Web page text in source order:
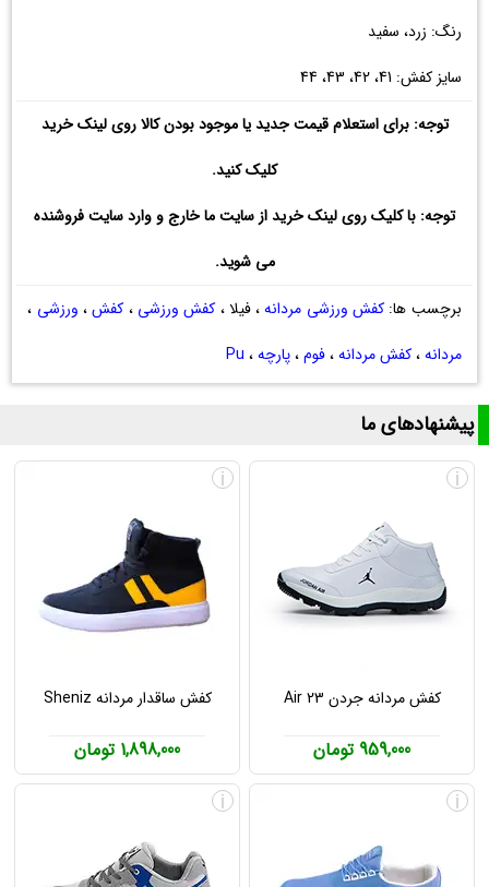
رنگ: زرد، سفید
سایز کفش: 41، 42، 43، 44
توجه: برای استعلام قیمت جدید یا موجود بودن کالا روی لینک خرید
کلیک کنید.
توجه: با کلیک روی لینک خرید از سایت ما خارج و وارد سایت فروشنده
می شوید.
برچسب ها: کفش ورزشی مردانه، فیلا ، کفش ورزشی ، کفش، ورزشی ،
مردانه،کفش مردانه،فوم،پارچه، Pu
پیشنهادهای ما
کفش مردانه جردن Air 23
959,000 تومان
i
کفش ساقدار مردانه Sheniz
1,898,000 تومان
i
i
i